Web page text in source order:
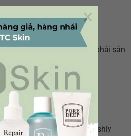
×
cẩn thận bạn dễ mua phải sản
Drop
thể bỏ qua Klairs Freshly